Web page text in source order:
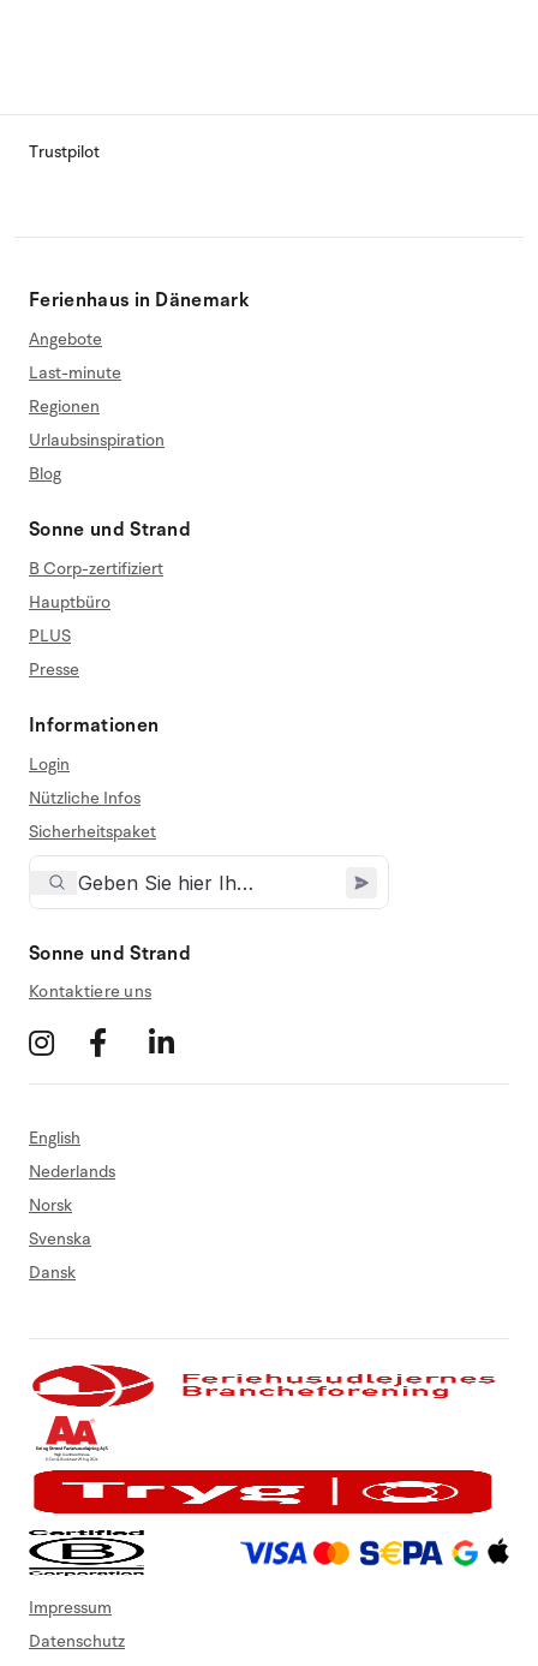
Trustpilot
Ferienhaus in Dänemark
Angebote
Last-minute
Regionen
Urlaubsinspiration
Blog
Sonne und Strand
B Corp-zertifiziert
Hauptbüro
PLUS
Presse
Informationen
Login
Nützliche Infos
Sicherheitspaket
Sonne und Strand
Kontaktiere uns
English
Nederlands
Norsk
Svenska
Dansk
Impressum
Datenschutz